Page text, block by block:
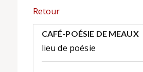
Retour
CAFÉ-POÉSIE DE MEAUX
lieu de poésie